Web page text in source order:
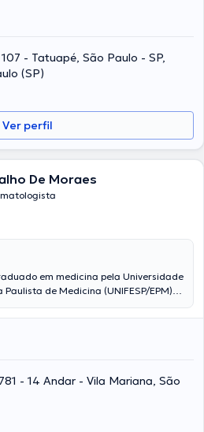
- Tatuapé, São Paulo - SP,
(SP)
Ver perfil
De Moraes
em medicina pela Universidade
de Medicina (UNIFESP/EPM),
em Traumatologia do Esporte no
humanizada e empatica nos
na cidade de São Paulo. Realiza
São Paulo. Aceita somente consultas
- 14 Andar - Vila Mariana, São